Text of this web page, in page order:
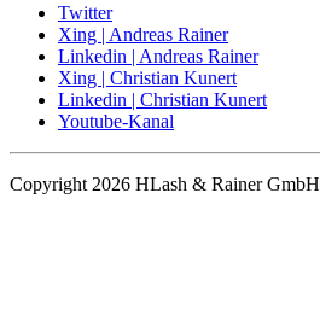
Twitter
Xing | Andreas Rainer
Linkedin | Andreas Rainer
Xing | Christian Kunert
Linkedin | Christian Kunert
Youtube-Kanal
Copyright 2026 HLash & Rainer GmbH